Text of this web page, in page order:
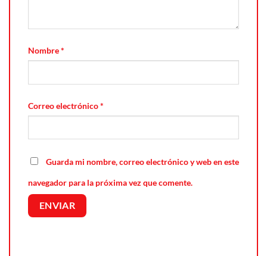
Nombre*
Correo electrónico*
Guarda mi nombre, correo electrónico y web en este
navegador para la próxima vez que comente.